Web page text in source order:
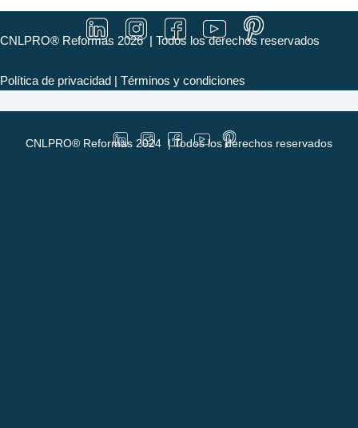
CNLPRO® Reformas 2026 | Todos los derechos reservados
Política de privacidad | Términos y condiciones
CNLPRO® Reformas 2024 | Todos los derechos reservados